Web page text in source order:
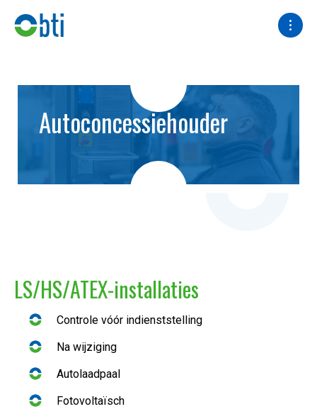
Autoconcessiehouder
LS/HS/ATEX-installaties
Controle vóór indienststelling
Na wijziging
Autolaadpaal
Fotovoltaïsch